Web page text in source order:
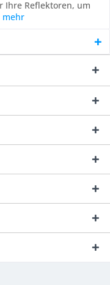
Ihre Reflektoren, um
mehr